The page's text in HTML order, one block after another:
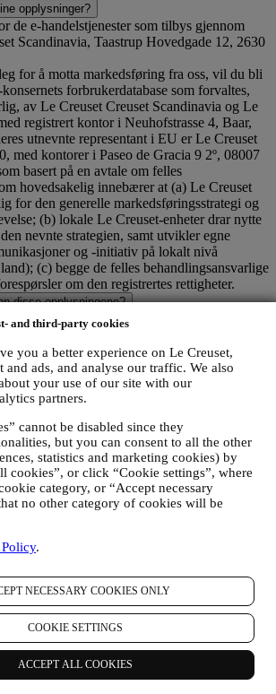
and third-party cookies
you a better experience on Le Creuset,
and ads, and analyse our traffic. We also
your use of our site with our
partners.
cannot be disabled since they
but you can consent to all the other
statistics and marketing cookies) by
cookies”, or click “Cookie settings”, where
category, or “Accept necessary
no other category of cookies will be
.
NECESSARY COOKIES ONLY
COOKIE SETTINGS
ACCEPT ALL COOKIES
opplysninger?
de e-handelstjenester som tilbys gjennom
Scandinavia, Taastrup Hovedgade 12, 2630
for å motta markedsføring fra oss, vil du bli
forbrukerdatabase som forvaltes,
av Le Creuset Creuset Scandinavia og Le
registrert kontor i Neuhofstrasse 4, Baar,
utnevnte representant i EU er Le Creuset
med kontorer i Paseo de Gracia 9 2º, 08007
basert på en avtale om felles
hovedsakelig innebærer at (a) Le Creuset
for den generelle markedsføringsstrategi og
(b) lokale Le Creuset-enheter drar nytte
nevnte strategien, samt utvikler egne
og -initiativ på lokalt nivå
(c) begge de felles behandlingsansvarlige
om den registrertes rettigheter.
disse opplysningene?
dine data for følgende formål:
FORPLIKTELSER
vi må behandle enkelte data om deg for å
forpliktelser og andre forpliktelser som
av instruksjoner som mottas fra
EN KONTO I LE CREUSET
data for å opprette en konto i Le Creuset
til en rekke fordeler tilegnet registrerte
å nyte våre tjenester, så som raskere
flere forsendelsesadresser, vise og spore
behandlingsaktiviteten er basert på den
utførelse av denne tjenesten.
DINE BESTILLINGER OG LEVERE
TJENESTER OG BISTAND TIL
data til å forvalte kontraktsforholdet med
produkter på nettstedet og/eller i en av våre
din bruk av nettstedet, eventuelle
eller din deltakelse i
administrative formål knyttet til